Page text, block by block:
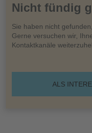
Nicht fündig
Sie haben nicht
Gerne versuchen wir,
Kontaktkanäle
ALS